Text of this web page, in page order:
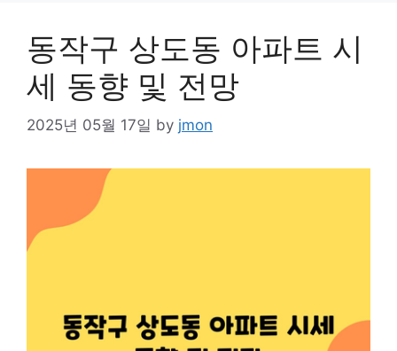
동작구 상도동 아파트 시
세 동향 및 전망
2025년 05월 17일 by jmon